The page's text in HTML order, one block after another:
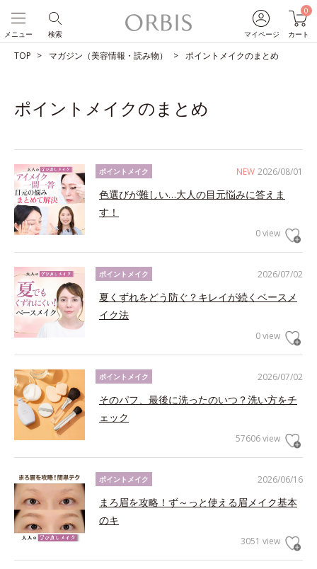
マイページ
0
カート
検索
メニュー
TOP マガジン（美容情報・読み物） ポイントメイクのまとめ
ポイントメイクのまとめ
NEW 2026/08/01
ポイントメイク
色選びが難しい…大人の目元悩みに答えま
す！
0 view
2026/07/02
ポイントメイク
夏くずれをどう防ぐ？キレイが続くベースメ
イク法
0 view
2026/07/02
ポイントメイク
そのパフ、最後に洗ったのいつ？洗い方をチ
ェック
57606 view
2026/06/16
ポイントメイク
まろ眉を攻略！ず～っと使える眉メイク基本
のキ
3051 view